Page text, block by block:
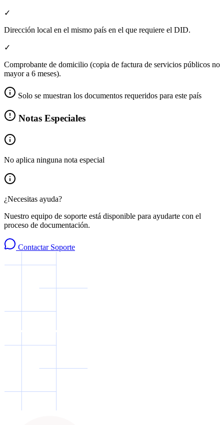
✓
Dirección local en el mismo país en el que requiere el DID.
✓
Comprobante de domicilio (copia de factura de servicios públicos no
mayor a 6 meses).
Solo se muestran los documentos requeridos para este país
Notas Especiales
No aplica ninguna nota especial
¿Necesitas ayuda?
Nuestro equipo de soporte está disponible para ayudarte con el
proceso de documentación.
Contactar Soporte